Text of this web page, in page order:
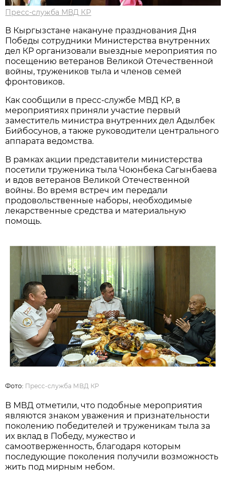
Пресс-служба МВД КР
В Кыргызстане накануне празднования Дня
Победы сотрудники Министерства внутренних
дел КР организовали выездные мероприятия по
посещению ветеранов Великой Отечественной
войны, тружеников тыла и членов семей
фронтовиков.
Как сообщили в пресс-службе МВД КР, в
мероприятиях приняли участие первый
заместитель министра внутренних дел Адылбек
Бийбосунов, а также руководители центрального
аппарата ведомства.
В рамках акции представители министерства
посетили труженика тыла Чоюнбека Сагынбаева
и вдов ветеранов Великой Отечественной
войны. Во время встреч им передали
продовольственные наборы, необходимые
лекарственные средства и материальную
помощь.
Фото: Пресс-служба МВД КР
В МВД отметили, что подобные мероприятия
являются знаком уважения и признательности
поколению победителей и труженикам тыла за
их вклад в Победу, мужество и
самоотверженность, благодаря которым
последующие поколения получили возможность
жить под мирным небом.